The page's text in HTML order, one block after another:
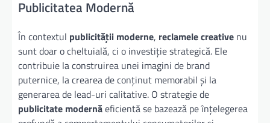
Publicitatea Modernă
În contextul publicității moderne, reclamele creative nu
sunt doar o cheltuială, ci o investiție strategică. Ele
contribuie la construirea unei imagini de brand
puternice, la crearea de conținut memorabil și la
generarea de lead-uri calitative. O strategie de
publicitate modernăeficientă se bazează pe înțelegerea